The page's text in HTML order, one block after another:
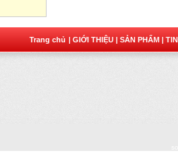
Trang chủ | GIỚI THIỆU | SẢN PHẨM |